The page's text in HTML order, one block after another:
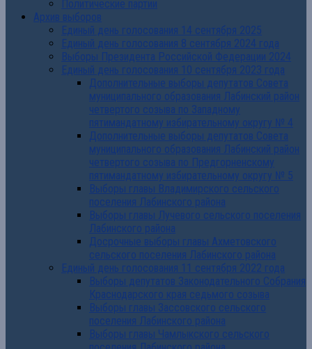
Политические партии
Архив выборов
Единый день голосования 14 сентября 2025
Единый день голосования 8 сентября 2024 года
Выборы Президента Российской Федерации 2024
Единый день голосования 10 сентября 2023 года
Дополнительные выборы депутатов Совета
муниципального образования Лабинский район
четвертого созыва по Западному
пятимандатному избирательному округу № 4
Дополнительные выборы депутатов Совета
муниципального образования Лабинский район
четвертого созыва по Предгорненскому
пятимандатному избирательному округу № 5
Выборы главы Владимирского сельского
поселения Лабинского района
Выборы главы Лучевого сельского поселения
Лабинского района
Досрочные выборы главы Ахметовского
сельского поселения Лабинского района
Единый день голосования 11 сентября 2022 года
Выборы депутатов Законодательного Собрания
Краснодарского края седьмого созыва
Выборы главы Зассовского сельского
поселения Лабинского района
Выборы главы Чамлыкского сельского